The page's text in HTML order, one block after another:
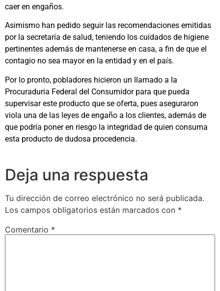
caer en engaños.
Asimismo han pedido seguir las recomendaciones emitidas
por la secretaría de salud, teniendo los cuidados de higiene
pertinentes además de mantenerse en casa, a fin de que el
contagio no sea mayor en la entidad y en el país.
Por lo pronto, pobladores hicieron un llamado a la
Procuraduria Federal del Consumidor para que pueda
supervisar este producto que se oferta, pues aseguraron
viola una de las leyes de engaño a los clientes, además de
que podría poner en riesgo la integridad de quien consuma
esta producto de dudosa procedencia.
Deja una respuesta
Tu dirección de correo electrónico no será publicada.
Los campos obligatorios están marcados con *
Comentario *